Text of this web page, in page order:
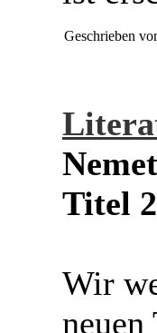
Geschrieben
Titel
Wir